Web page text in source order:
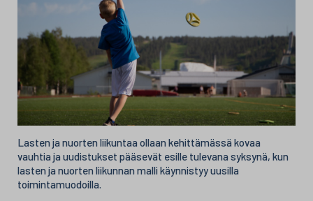
Lasten ja nuorten liikuntaa ollaan kehittämässä kovaa
vauhtia ja uudistukset pääsevät esille tulevana syksynä, kun
lasten ja nuorten liikunnan malli käynnistyy uusilla
toimintamuodoilla.